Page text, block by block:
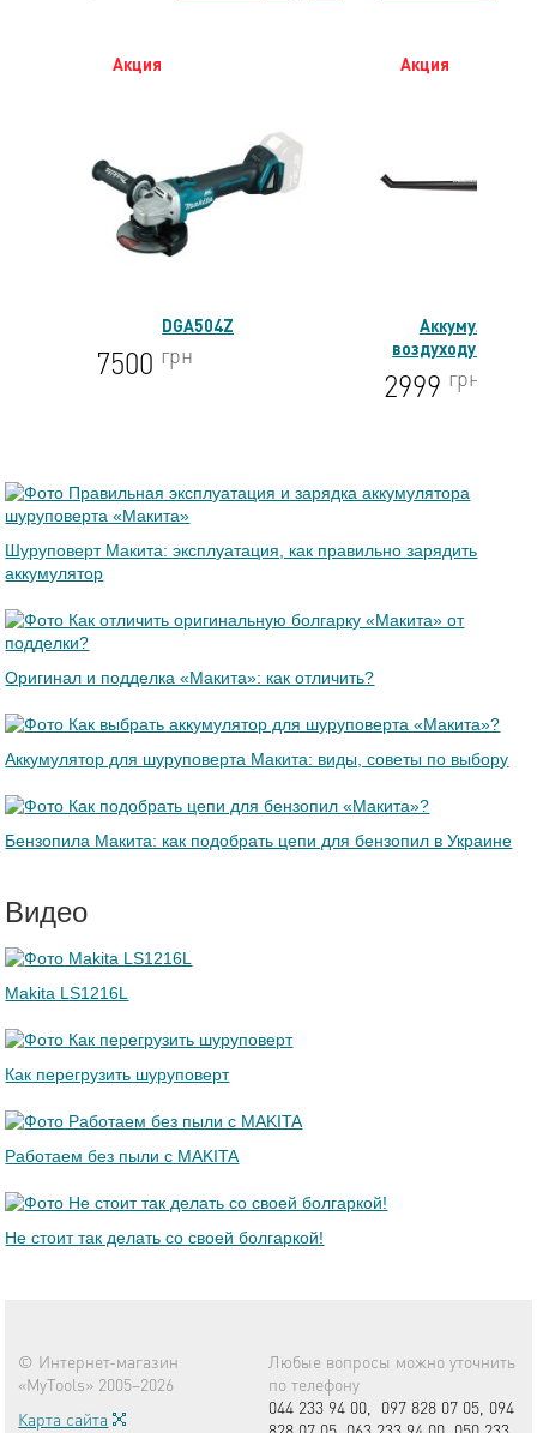
Акция
DGA504Z
7500 грн
Акция
воздуходувка
2999 грн
Шуруповерт Макита: эксплуатация, как правильно зарядить
аккумулятор
Оригинал и подделка «Макита»: как отличить?
Аккумулятор для шуруповерта Макита: виды, советы по выбору
Бензопила Макита: как подобрать цепи для бензопил в Украине
Видео
Makita LS1216L
Как перегрузить шуруповерт
Работаем без пыли с MAKITA
Не стоит так делать со своей болгаркой!
© Интернет-магазин
«MyTools» 2005–2026
Карта сайта
Любые вопросы можно уточнить
по телефону
044 233 94 00,
097 828 07 05, 094